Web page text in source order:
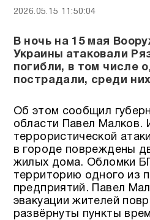
2026.05.15 11:50:04
В ночь на 15 мая
Украины атаковали
погибли, в том числе
пострадали, среди
Об этом сообщил
области Павел Малков.
террористической
в городе повреждены
жилых дома. Обломки
территорию одного из
предприятий. Павел
эвакуации жителей
развёрнуты пункты